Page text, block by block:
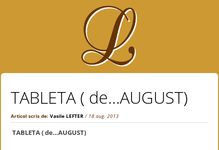
TABLETA ( de…AUGUST)
Articol scris de:Vasile LEFTER / 18 aug. 2013
TABLETA ( de…AUGUST)